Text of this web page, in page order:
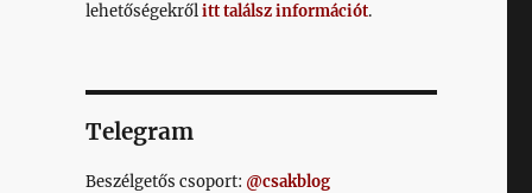
lehetőségekrőlitt találsz információt.
Telegram
Beszélgetős csoport: @csakblog